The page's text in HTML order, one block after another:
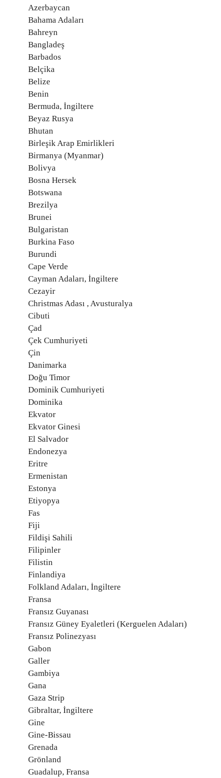
Azerbaycan
Bahama Adaları
Bahreyn
Bangladeş
Barbados
Belçika
Belize
Benin
Bermuda, İngiltere
Beyaz Rusya
Bhutan
Birleşik Arap Emirlikleri
Birmanya (Myanmar)
Bolivya
Bosna Hersek
Botswana
Brezilya
Brunei
Bulgaristan
Burkina Faso
Burundi
Cape Verde
Cayman Adaları, İngiltere
Cezayir
Christmas Adası , Avusturalya
Cibuti
Çad
Çek Cumhuriyeti
Çin
Danimarka
Doğu Timor
Dominik Cumhuriyeti
Dominika
Ekvator
Ekvator Ginesi
El Salvador
Endonezya
Eritre
Ermenistan
Estonya
Etiyopya
Fas
Fiji
Fildişi Sahili
Filipinler
Filistin
Finlandiya
Folkland Adaları, İngiltere
Fransa
Fransız Guyanası
Fransız Güney Eyaletleri (Kerguelen Adaları)
Fransız Polinezyası
Gabon
Galler
Gambiya
Gana
Gaza Strip
Gibraltar, İngiltere
Gine
Gine-Bissau
Grenada
Grönland
Guadalup, Fransa